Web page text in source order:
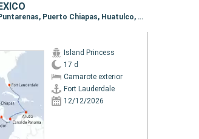
Itinerario : Fort Lauderdale, Aruba, Canal de Panama, Fuerte amador, Puntarenas, Puerto Chiapas, Huatulco, Puerto Vallarta, Los Angeles
Island Princess
17 d
Camarote exterior
Fort Lauderdale
12/12/2026